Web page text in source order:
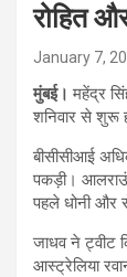
रोहित
January 7,
मुंबई। महेंद्र
शनिवार से शुरू
बीसीसीआई
पकड़ी।
पहले धोनी और
जाधव ने ट्वीट
आस्ट्रेलिया